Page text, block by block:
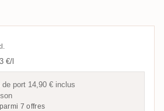
€/l
de port 14,90 € inclus
7 offres